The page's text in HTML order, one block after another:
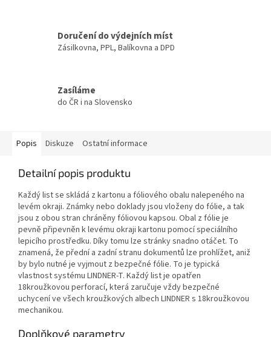
Doručení do výdejních míst
Zásilkovna, PPL, Balíkovna a DPD
Zasíláme
do ČR i na Slovensko
Popis Diskuze Ostatní informace
Detailní popis produktu
Každý list se skládá z kartonu a fóliového obalu nalepeného na
levém okraji. Známky nebo doklady jsou vloženy do fólie, a tak
jsou z obou stran chráněny fóliovou kapsou. Obal z fólie je
pevně připevněn k levému okraji kartonu pomocí speciálního
lepicího prostředku. Díky tomu lze stránky snadno otáčet. To
znamená, že přední a zadní stranu dokumentů lze prohlížet, aniž
by bylo nutné je vyjmout z bezpečné fólie. To je typická
vlastnost systému LINDNER-T. Každý list je opatřen
18kroužkovou perforací, která zaručuje vždy bezpečné
uchycení ve všech kroužkových albech LINDNER s 18kroužkovou
mechanikou.
Doplňkové parametry